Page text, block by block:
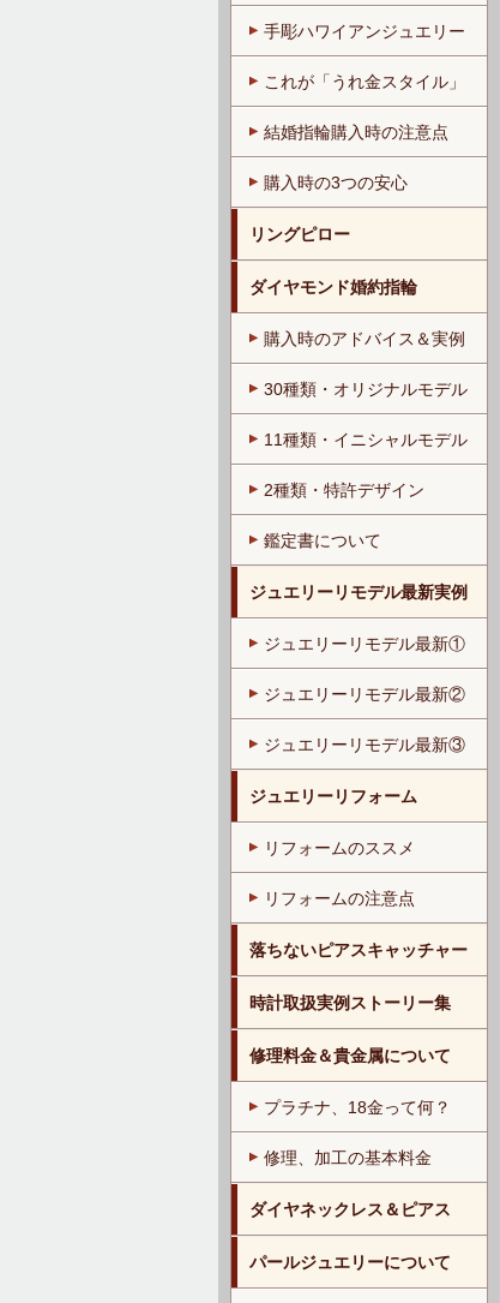
手彫ハワイアンジュエリー
これが「うれ金スタイル」
結婚指輪購入時の注意点
購入時の3つの安心
リングピロー
ダイヤモンド婚約指輪
購入時のアドバイス＆実例
30種類・オリジナルモデル
11種類・イニシャルモデル
2種類・特許デザイン
鑑定書について
ジュエリーリモデル最新実例
ジュエリーリモデル最新①
ジュエリーリモデル最新②
ジュエリーリモデル最新③
ジュエリーリフォーム
リフォームのススメ
リフォームの注意点
落ちないピアスキャッチャー
時計取扱実例ストーリー集
修理料金＆貴金属について
プラチナ、18金って何？
修理、加工の基本料金
ダイヤネックレス＆ピアス
パールジュエリーについて